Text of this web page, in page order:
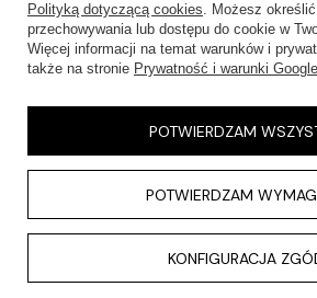
Polityką dotyczącą cookies. Możesz
przechowywania lub dostępu do cookie w
Więcej informacji na temat warunków i
także na stronie Prywatność i warunki Google
POTWIERDZAM
KONFIGURACJA
POTWIERDZAM